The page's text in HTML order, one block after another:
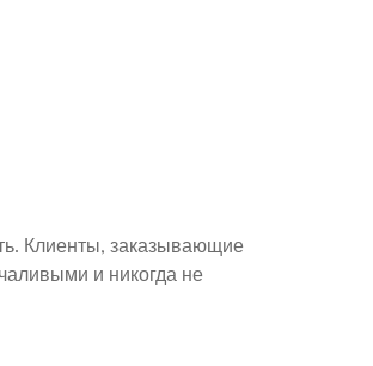
Клиенты, заказывающие
и никогда не